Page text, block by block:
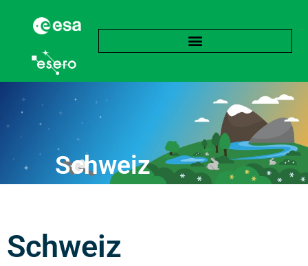
Schweiz
Schweiz